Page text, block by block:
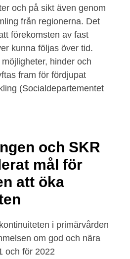
och på sikt även genom
från regionerna. Det
förekomsten av fast
kunna följas över tid.
hinder och
fram för fördjupat
(Socialdepartementet
och SKR
mål för
att öka
i primärvården
om god och nära
och för 2022